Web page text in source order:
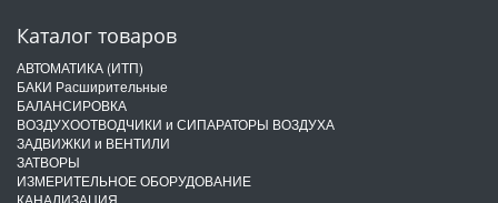
Каталог товаров
АВТОМАТИКА (ИТП)
БАКИ Расширительные
БАЛАНСИРОВКА
ВОЗДУХООТВОДЧИКИ и СИПАРАТОРЫ ВОЗДУХА
ЗАДВИЖКИ и ВЕНТИЛИ
ЗАТВОРЫ
ИЗМЕРИТЕЛЬНОЕ ОБОРУДОВАНИЕ